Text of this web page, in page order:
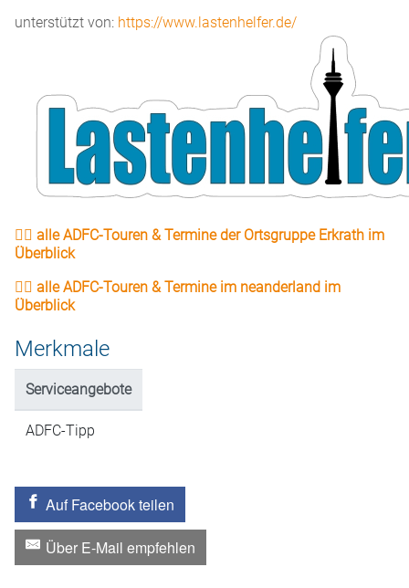
unterstützt von: https://www.lastenhelfer.de/
👉🏻 alle ADFC-Touren & Termine der Ortsgruppe Erkrath im
Überblick
👉🏻 alle ADFC-Touren & Termine im neanderland im
Überblick
Merkmale
Serviceangebote
ADFC-Tipp
Auf Facebook teilen
Über E-Mail empfehlen